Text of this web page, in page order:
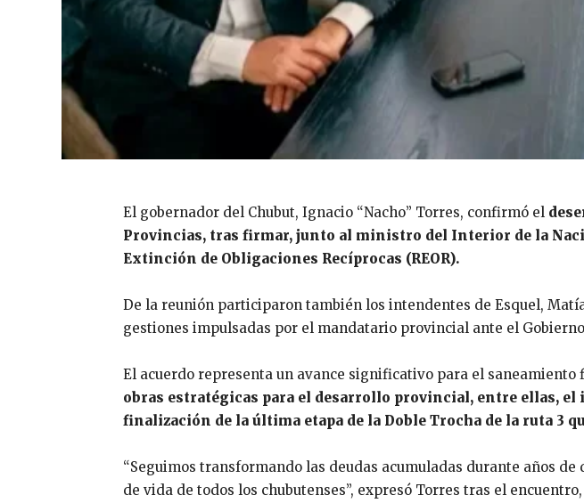
El gobernador del Chubut, Ignacio “Nacho” Torres, confirmó el
Provincias, tras firmar, junto al ministro del Interior de la
Extinción de Obligaciones Recíprocas (REOR).
De la reunión participaron también los intendentes de Esquel,
gestiones impulsadas por el mandatario provincial ante el
El acuerdo representa un avance significativo para el
obras estratégicas para el desarrollo provincial, entre ellas, el
finalización de la última etapa de la Doble Trocha de la ruta 3
“Seguimos transformando las deudas acumuladas durante años
de vida de todos los chubutenses”, expresó Torres tras el